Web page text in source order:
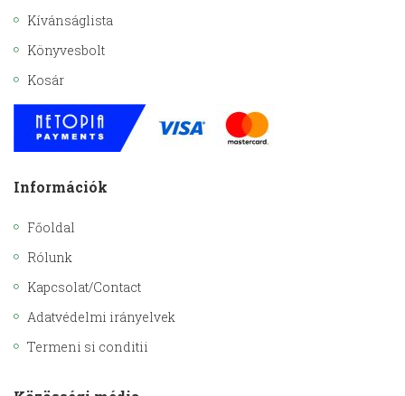
Kívánságlista
Könyvesbolt
Kosár
Információk
Főoldal
Rólunk
Kapcsolat/Contact
Adatvédelmi irányelvek
Termeni si conditii